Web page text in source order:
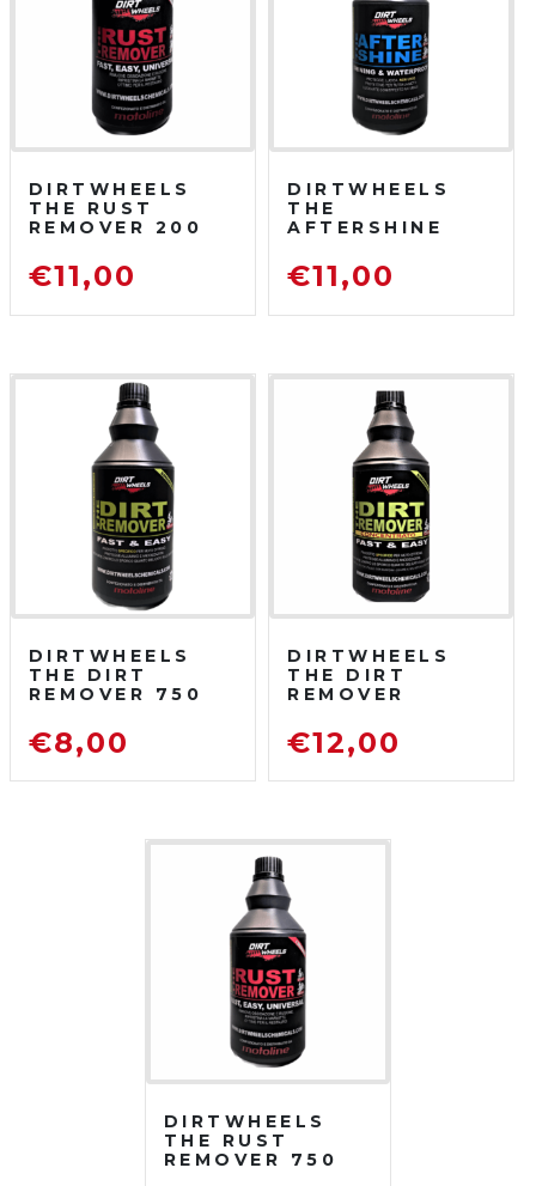
DIRTWHEELS
THE RUST
REMOVER 200
DISOSSIDANTE
RIMUOVI
€11,00
DIRTWHEELS
THE
AFTERSHINE
PROTETTIVO
LUCIDANTE
€11,00
DIRTWHEELS
THE DIRT
REMOVER 750
SGRASSATORE
DETERGENTE
€8,00
DIRTWHEELS
THE DIRT
REMOVER
750 ML
SGRASSATORE
€12,00
DIRTWHEELS
THE RUST
REMOVER 750